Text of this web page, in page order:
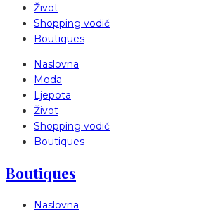
Život
Shopping vodič
Boutiques
Naslovna
Moda
Ljepota
Život
Shopping vodič
Boutiques
Boutiques
Naslovna